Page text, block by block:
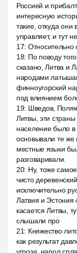
Россией и
интересную
такие, откуда они
управляет, и тут
17: Относительно
18: По поводу
сказано, Литва и
народами
финноугорский
под влиянием
19: Шведов,
Литвы, эти
население было в
основывали те
местные языки
разговаривали.
20: Ну, тоже
чисто
исключительно
Латвия и Эстония
касается Литвы,
слышали про
21: Княжество
как результат